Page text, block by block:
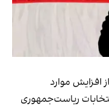
افزایش موارد
ریاست‌جمهوری